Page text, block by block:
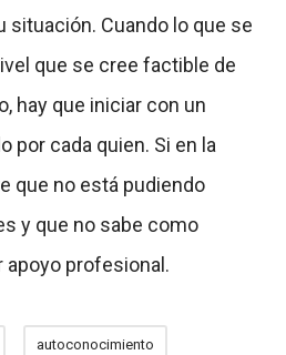
situación. Cuando lo que se
que se cree factible de
hay que iniciar con un
por cada quien. Si en la
que no está pudiendo
y que no sabe como
apoyo profesional.
autoconocimiento